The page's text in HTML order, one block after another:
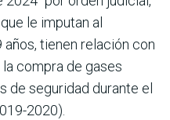
le imputan al
tienen relación con
compra de gases
de seguridad durante el
2020).